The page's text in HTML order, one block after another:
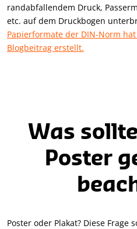
randabfallendem Druck,
etc. auf dem Druckbogen
Papierformate der DIN-Norm
Blogbeitrag erstellt.
Was
Poster
Poster oder Plakat? Diese